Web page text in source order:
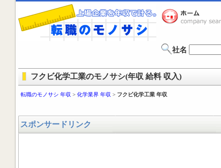
社名
フクビ化学工業のモノサシ(年収 給料 収入)
転職のモノサシ 年収 > 化学業界 年収 > フクビ化学工業 年収
スポンサードリンク